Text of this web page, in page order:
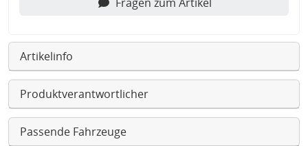
Artikelinfo
Produktverantwortlicher
Passende Fahrzeuge